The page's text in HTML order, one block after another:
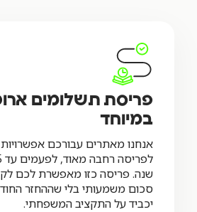
פריסת תשלומים
במיוחד
אנחנו מאתרים עבורכם אפשרויות
שנה. פריסה כזו מאפשרת לכם
סכום משמעותי בלי שההחזר
יכביד על התקציב המשפחתי.